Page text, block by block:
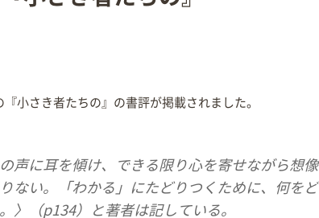
小さき者たちの』の書評が掲載されました。
声に耳を傾け、できる限り心を寄せながら想像
ない。「わかる」にたどりつくために、何をど
〉（p134）と著者は記している。